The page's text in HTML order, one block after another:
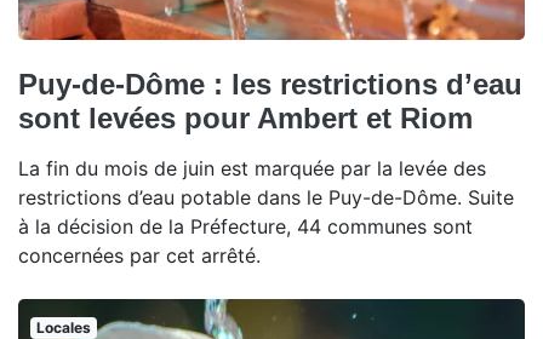
Puy-de-Dôme : les restrictions d’eau
sont levées pour Ambert et Riom
La fin du mois de juin est marquée par la levée des
restrictions d’eau potable dans le Puy-de-Dôme. Suite
à la décision de la Préfecture, 44 communes sont
concernées par cet arrêté.
Locales